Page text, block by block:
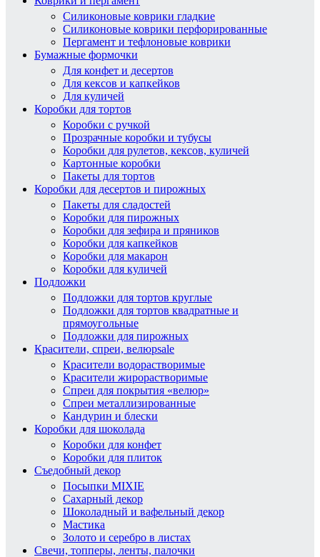
Силиконовые коврики гладкие
Силиконовые коврики перфорированные
Пергамент и тефлоновые коврики
Бумажные формочки
Для конфет и десертов
Для кексов и капкейков
Для куличей
Коробки для тортов
Коробки с ручкой
Прозрачные коробки и тубусы
Коробки для рулетов, кексов, куличей
Картонные коробки
Пакеты для тортов
Коробки для десертов и пирожных
Пакеты для сладостей
Коробки для пирожных
Коробки для зефира и пряников
Коробки для капкейков
Коробки для макарон
Коробки для куличей
Подложки
Подложки для тортов круглые
Подложки для тортов квадратные и
прямоугольные
Подложки для пирожных
Красители, спреи, велюрsale
Красители водорастворимые
Красители жирорастворимые
Спреи для покрытия «велюр»
Спреи металлизированные
Кандурин и блески
Коробки для шоколада
Коробки для конфет
Коробки для плиток
Съедобный декор
Посыпки MIXIE
Сахарный декор
Шоколадный и вафельный декор
Мастика
Золото и серебро в листах
Свечи, топперы, ленты, палочки